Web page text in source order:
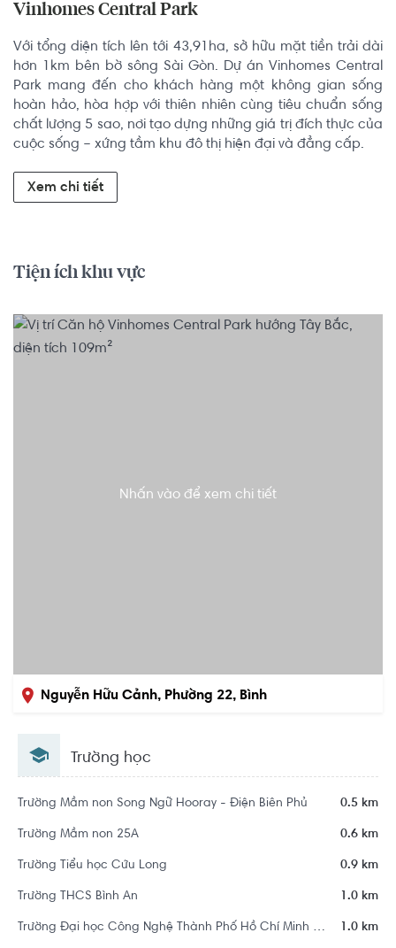
Vinhomes Central Park
Với tổng diện tích lên tới 43,91ha, sở hữu mặt tiền trải dài
hơn 1km bên bờ sông Sài Gòn. Dự án Vinhomes Central
Park mang đến cho khách hàng một không gian sống
hoàn hảo, hòa hợp với thiên nhiên cùng tiêu chuẩn sống
chất lượng 5 sao, nơi tạo dựng những giá trị đích thực của
cuộc sống – xứng tầm khu đô thị hiện đại và đẳng cấp.
Xem chi tiết
Tiện ích khu vực
Nhấn vào để xem chi tiết
Nguyễn Hữu Cảnh, Phường 22, Bình
Trường học
Trường Mầm non Song Ngữ Hooray - Điện Biên Phủ 0.5 km
Trường Mầm non 25A 0.6 km
Trường Tiểu học Cửu Long 0.9 km
Trường THCS Bình An 1.0 km
Trường Đại học Công Nghệ Thành Phố Hồ Chí Minh - HUTECH 1.0 km